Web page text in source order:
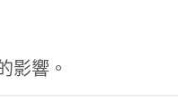
影響。